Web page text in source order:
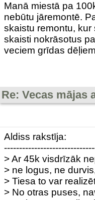
Manā miestā pa
nebūtu jāremontē.
skaistu remontu,
skaisti nokrāsotus
veciem grīdas
Re: Vecas mājas
Aldiss rakstīja:
> Ar 45k visdrīzāk
> ne logus, ne
> Tiesa to var
> No otras puses,